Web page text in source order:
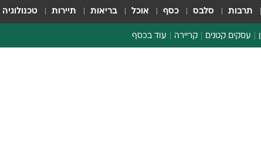
תרבות סלבס כסף אוכל בריאות תיירות טכנולוגיה
עסקים קטנים קריירה עוד בכסף